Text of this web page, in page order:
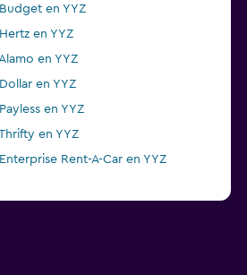
en YYZ
en YYZ
en YYZ
en YYZ
en YYZ
en YYZ
Rent-A-Car en YYZ